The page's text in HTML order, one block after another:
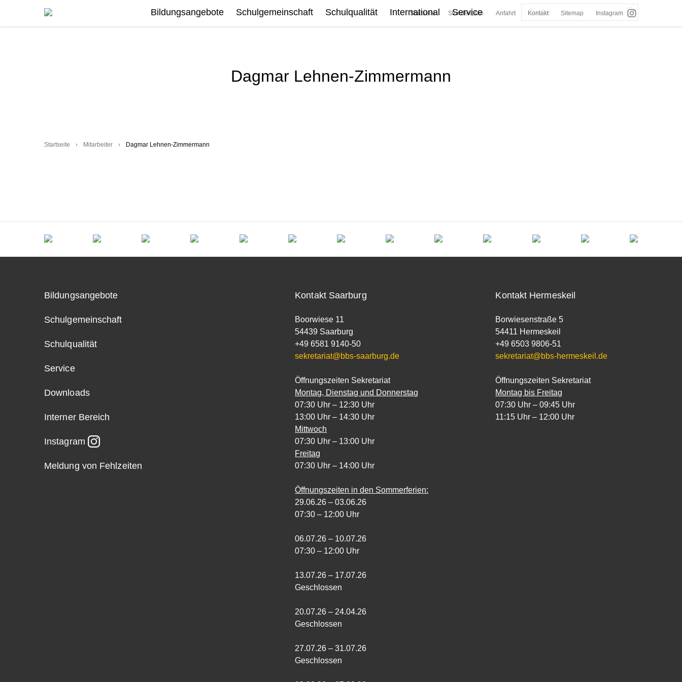
Startseite Stundenplan Anfahrt Kontakt Sitemap Instagram
Bildungsangebote Schulgemeinschaft Schulqualität International Service
Dagmar Lehnen-Zimmermann
Startseite › Mitarbeiter › Dagmar Lehnen-Zimmermann
Bildungsangebote
Schulgemeinschaft
Schulqualität
Service
Downloads
Interner Bereich
Instagram
Meldung von Fehlzeiten
Kontakt Saarburg
Boorwiese 11
54439 Saarburg
+49 6581 9140-50
sekretariat@bbs-saarburg.de
Öffnungszeiten Sekretariat
Montag, Dienstag und Donnerstag
07:30 Uhr – 12:30 Uhr
13:00 Uhr – 14:30 Uhr
Mittwoch
07:30 Uhr – 13:00 Uhr
Freitag
07:30 Uhr – 14:00 Uhr
Öffnungszeiten in den Sommerferien:
29.06.26 – 03.06.26
07:30 – 12:00 Uhr
06.07.26 – 10.07.26
07:30 – 12:00 Uhr
13.07.26 – 17.07.26
Geschlossen
20.07.26 – 24.04.26
Geschlossen
27.07.26 – 31.07.26
Geschlossen
Kontakt Hermeskeil
Borwiesenstraße 5
54411 Hermeskeil
+49 6503 9806-51
sekretariat@bbs-hermeskeil.de
Öffnungszeiten Sekretariat
Montag bis Freitag
07:30 Uhr – 09:45 Uhr
11:15 Uhr – 12:00 Uhr